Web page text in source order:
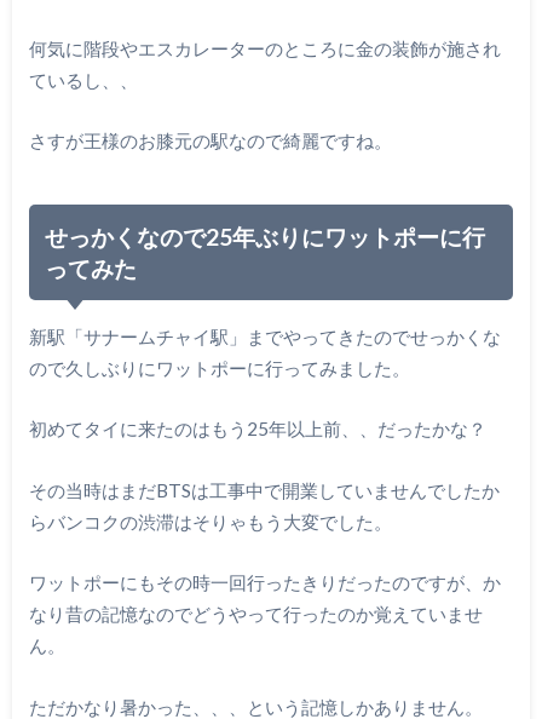
何気に階段やエスカレーターのところに金の装飾が施され
ているし、、
さすが王様のお膝元の駅なので綺麗ですね。
せっかくなので25年ぶりにワットポーに行
ってみた
新駅「サナームチャイ駅」までやってきたのでせっかくな
ので久しぶりにワットポーに行ってみました。
初めてタイに来たのはもう25年以上前、、だったかな？
その当時はまだBTSは工事中で開業していませんでしたか
らバンコクの渋滞はそりゃもう大変でした。
ワットポーにもその時一回行ったきりだったのですが、か
なり昔の記憶なのでどうやって行ったのか覚えていませ
ん。
ただかなり暑かった、、、という記憶しかありません。